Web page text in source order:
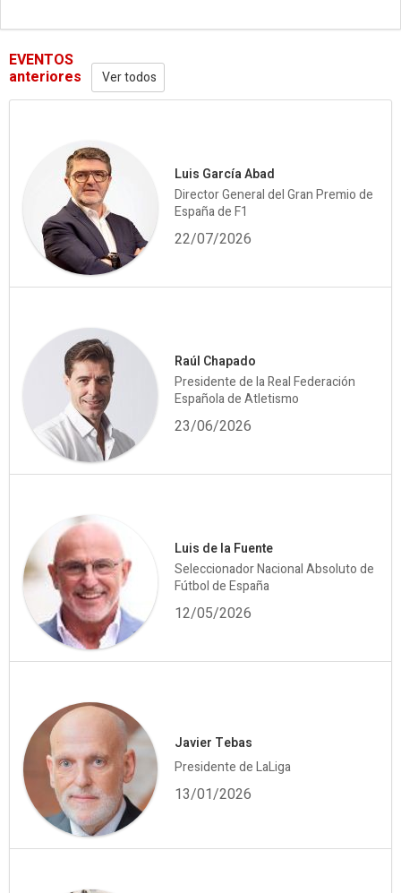
EVENTOS
anteriores Ver todos
Luis García Abad
Director General del Gran Premio de
España de F1
22/07/2026
Raúl Chapado
Presidente de la Real Federación
Española de Atletismo
23/06/2026
Luis de la Fuente
Seleccionador Nacional Absoluto de
Fútbol de España
12/05/2026
Javier Tebas
Presidente de LaLiga
13/01/2026